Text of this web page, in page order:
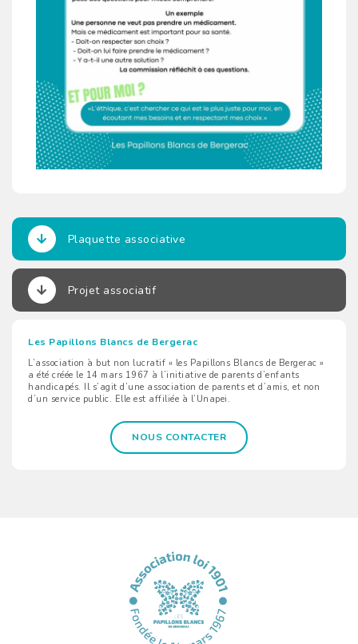
Plaquette associative
Projet associatif
Les Papillons Blancs de Bergerac
L’association à but non lucratif « les Papillons Blancs de Bergerac »
a été créée le 14 mars 1967 à l’initiative de parents d’enfants
handicapés. Il s’agit d’une association de parents et d’amis, et non
d’un service public. Elle est affiliée à l’Unapei.
NOUS CONTACTER